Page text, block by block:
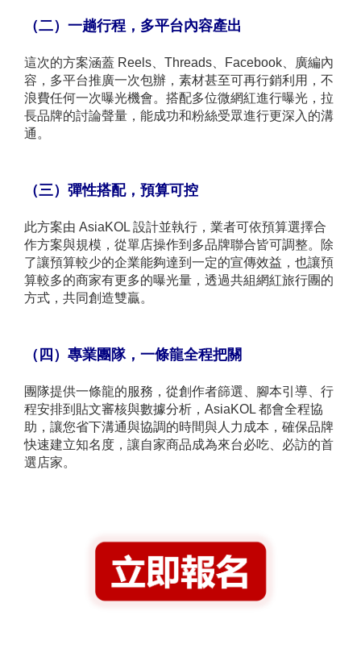
（二）一趟行程，多平台內容產出
這次的方案涵蓋 Reels、Threads、Facebook、廣編內
容，多平台推廣一次包辦，素材甚至可再行銷利用，不
浪費任何一次曝光機會。搭配多位微網紅進行曝光，拉
長品牌的討論聲量，能成功和粉絲受眾進行更深入的溝
通。
（三）彈性搭配，預算可控
此方案由 AsiaKOL 設計並執行，業者可依預算選擇合
作方案與規模，從單店操作到多品牌聯合皆可調整。除
了讓預算較少的企業能夠達到一定的宣傳效益，也讓預
算較多的商家有更多的曝光量，透過共組網紅旅行團的
方式，共同創造雙贏。
（四）專業團隊，一條龍全程把關
團隊提供一條龍的服務，從創作者篩選、腳本引導、行
程安排到貼文審核與數據分析，AsiaKOL 都會全程協
助，讓您省下溝通與協調的時間與人力成本，確保品牌
快速建立知名度，讓自家商品成為來台必吃、必訪的首
選店家。